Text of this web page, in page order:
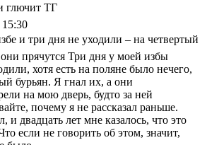
ТГ
и три дня не уходили – на четвертый
прячутся Три дня у моей избы
хотя есть на поляне было нечего,
бурьян. Я гнал их, а они
на мою дверь, будто за ней
почему я не рассказал раньше.
и двадцать лет мне казалось, что это
если не говорить об этом, значит,